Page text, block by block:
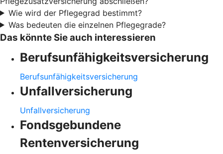
Wie wird der Pflegegrad bestimmt?
Was bedeuten die einzelnen Pflegegrade?
Das könnte Sie auch interessieren
Berufsunfähigkeitsversicherung
Berufsunfähigkeitsversicherung
Unfallversicherung
Unfallversicherung
Fondsgebundene
Rentenversicherung